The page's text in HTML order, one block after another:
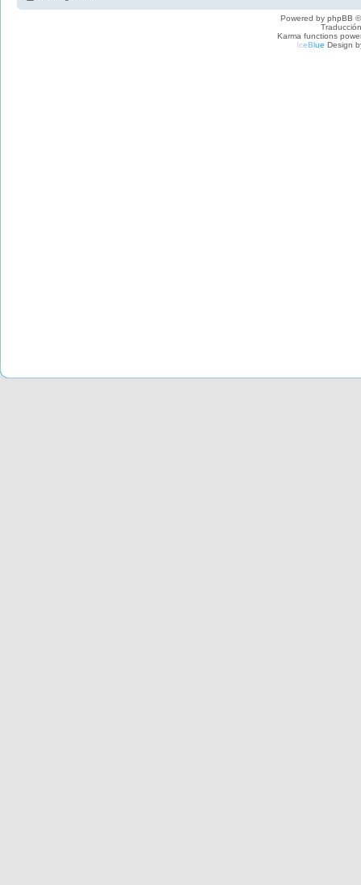
Powered by phpBB
Karma functions
IceBlue Design